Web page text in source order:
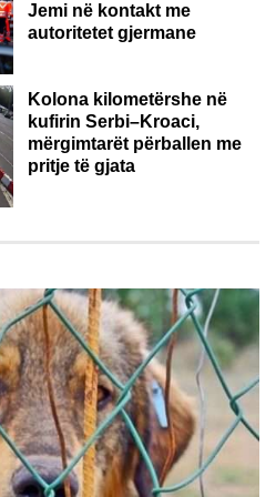
Jemi në kontakt me
autoritetet gjermane
Kolona kilometërshe në
kufirin Serbi–Kroaci,
mërgimtarët përballen me
pritje të gjata